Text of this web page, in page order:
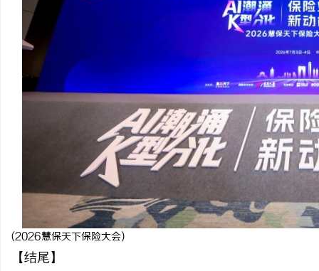
(2026慧保天下保险大会)
【结尾】